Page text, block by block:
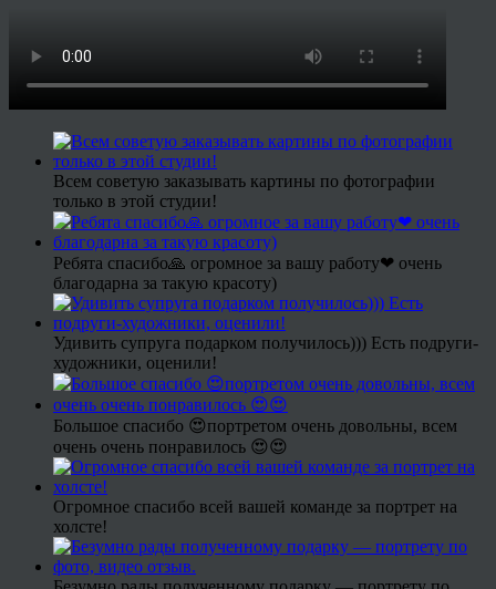
Всем советую заказывать картины по фотографии
только в этой студии!
Ребята спасибо🙏 огромное за вашу работу❤ очень
благодарна за такую красоту)
Удивить супруга подарком получилось))) Есть подруги-
художники, оценили!
Большое спасибо 😍портретом очень довольны, всем
очень очень понравилось 😍😍
Огромное спасибо всей вашей команде за портрет на
холсте!